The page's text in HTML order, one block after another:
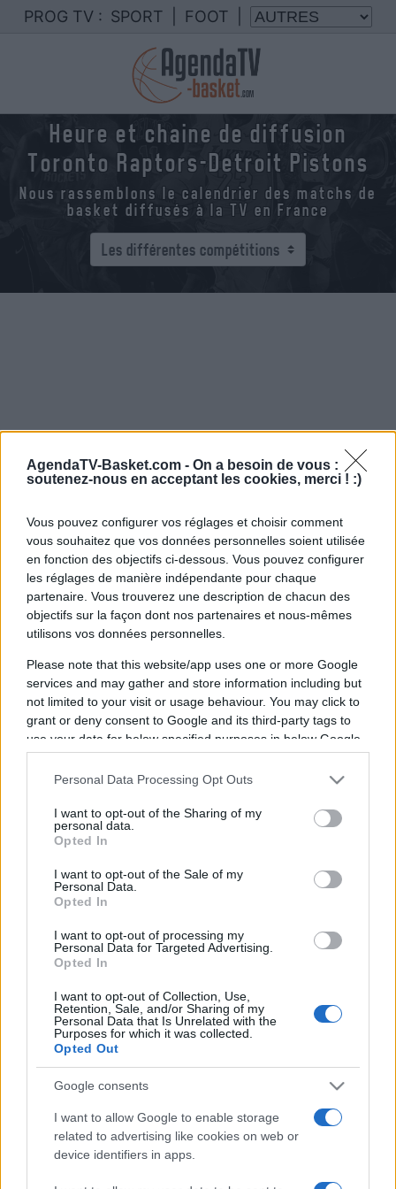
AgendaTV-Basket.com - On a besoin de vous :
soutenez-nous en acceptant les cookies, merci ! :)
Vous pouvez configurer vos réglages et choisir comment
vous souhaitez que vos données personnelles soient utilisée
en fonction des objectifs ci-dessous. Vous pouvez configurer
les réglages de manière indépendante pour chaque
partenaire. Vous trouverez une description de chacun des
objectifs sur la façon dont nos partenaires et nous-mêmes
utilisons vos données personnelles.
Please note that this website/app uses one or more Google
services and may gather and store information including but
not limited to your visit or usage behaviour. You may click to
grant or deny consent to Google and its third-party tags to
use your data for below specified purposes in below Google
consent section.
Personal Data Processing Opt Outs
I want to opt-out of the Sharing of my
personal data.
Opted In
I want to opt-out of the Sale of my
Personal Data.
Opted In
I want to opt-out of processing my
Personal Data for Targeted Advertising.
Opted In
I want to opt-out of Collection, Use,
Retention, Sale, and/or Sharing of my
Personal Data that Is Unrelated with the
Purposes for which it was collected.
Opted Out
Google consents
I want to allow Google to enable storage
related to advertising like cookies on web or
device identifiers in apps.
PROG TV : SPORT FOOT
Heure et chaine de diffusion
Toronto Raptors-Detroit Pistons
Nous rassemblons le calendrier des matchs de
basket diffusés à la TV en France
Dimanche 15 mars 2026
Toronto
Raptors
Pistons
La diffusion du match de basket entre les
équipesToronto Raptors
(équipe fondée en
1995) etDetroit Pistons(équipe fondée en
1941) aura lieudimanche 15 mars 2026 à
20h30. Cette rencontre de